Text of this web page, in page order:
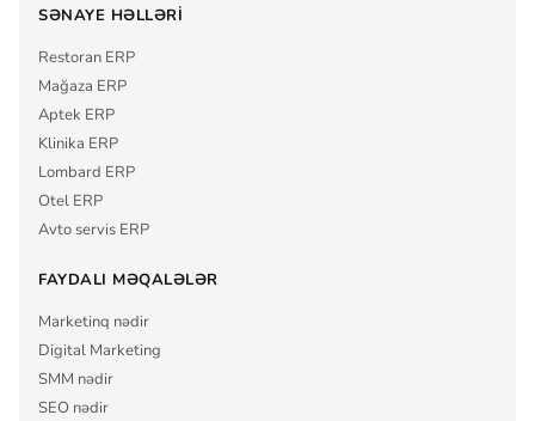
SƏNAYE HƏLLƏRI
Restoran ERP
Mağaza ERP
Aptek ERP
Klinika ERP
Lombard ERP
Otel ERP
Avto servis ERP
FAYDALI MƏQALƏLƏR
Marketinq nədir
Digital Marketing
SMM nədir
SEO nədir